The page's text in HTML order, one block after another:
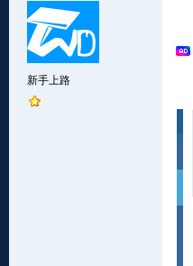
新手上路